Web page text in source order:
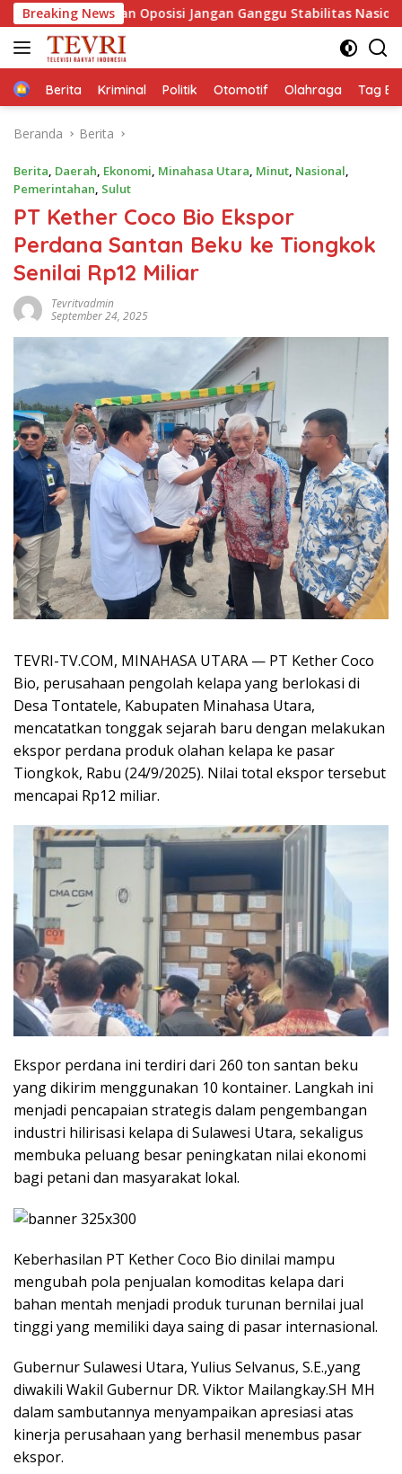
Langsung
ke
konten
Breaking News
Oposisi Jangan Ganggu Stabilitas Nasional dan
HomeBerita Kriminal Politik Otomotif Olahraga Tag
Beranda Berita
Berita, Daerah, Ekonomi, Minahasa Utara, Minut, Nasional,
Pemerintahan, Sulut
‎PT Kether Coco Bio Ekspor
Perdana Santan Beku ke Tiongkok
Senilai Rp12 Miliar
Tevritvadmin
September 24, 2025
TEVRI-TV.COM, MINAHASA UTARA — PT Kether Coco
Bio, perusahaan pengolah kelapa yang berlokasi di
Desa Tontatele, Kabupaten Minahasa Utara,
mencatatkan tonggak sejarah baru dengan melakukan
ekspor perdana produk olahan kelapa ke pasar
Tiongkok, Rabu (24/9/2025). Nilai total ekspor tersebut
mencapai Rp12 miliar.
Ekspor perdana ini terdiri dari 260 ton santan beku
yang dikirim menggunakan 10 kontainer. Langkah ini
menjadi pencapaian strategis dalam pengembangan
industri hilirisasi kelapa di Sulawesi Utara, sekaligus
membuka peluang besar peningkatan nilai ekonomi
bagi petani dan masyarakat lokal.
Keberhasilan PT Kether Coco Bio dinilai mampu
mengubah pola penjualan komoditas kelapa dari
bahan mentah menjadi produk turunan bernilai jual
tinggi yang memiliki daya saing di pasar internasional.
Gubernur Sulawesi Utara, Yulius Selvanus, S.E.,yang
diwakili Wakil Gubernur DR. Viktor Mailangkay.SH MH
dalam sambutannya menyampaikan apresiasi atas
kinerja perusahaan yang berhasil menembus pasar
ekspor.